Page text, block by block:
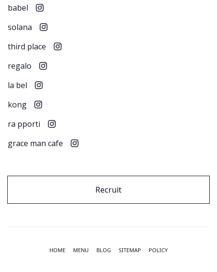
babel
solana
third place
regalo
la bel
kong
ra pporti
grace man cafe
Recruit
HOME MENU BLOG SITEMAP POLICY